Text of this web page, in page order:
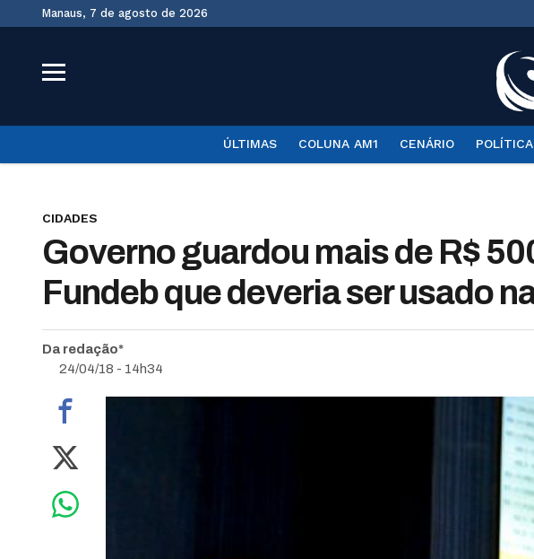
Manaus, 7 de agosto de 2026
ÚLTIMAS COLUNA AM1 CENÁRIO POLÍTICA
CIDADES
Governo guardou mais de R$
Fundeb que deveria ser usado
Da redação*
24/04/18 - 14h34